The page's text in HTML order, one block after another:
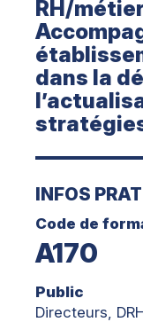
RH/
dans la
INFOS
Code de
A170
Public
Directeurs,